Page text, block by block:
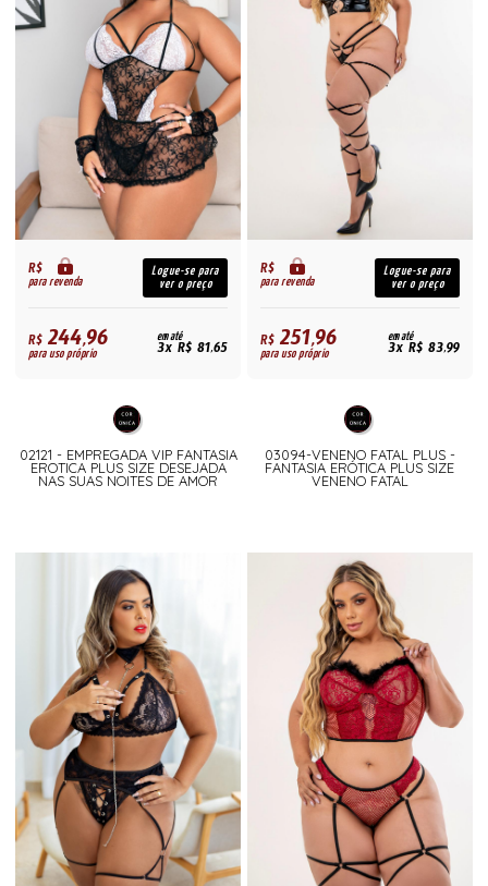
R$
para revenda
Logue-se para
ver o preço
R$244,96
para uso próprio
em até
3x R$ 81,65
02121 - EMPREGADA VIP FANTASIA
EROTICA PLUS SIZE DESEJADA
NAS SUAS NOITES DE AMOR
R$
para revenda
Logue-se para
ver o preço
R$251,96
para uso próprio
em até
3x R$ 83,99
03094-VENENO FATAL PLUS -
FANTASIA ERÓTICA PLUS SIZE
VENENO FATAL